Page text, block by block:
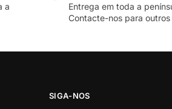
a
Entrega em toda a
Contacte-nos para
SIGA-NOS